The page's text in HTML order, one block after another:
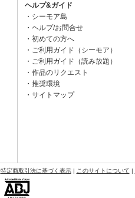
ヘルプ&ガイド
シーモア島
ヘルプ/お問合せ
初めての方へ
ご利用ガイド（シーモア）
ご利用ガイド（読み放題）
作品のリクエスト
推奨環境
サイトマップ
特定商取引法に基づく表示| このサイトについて |